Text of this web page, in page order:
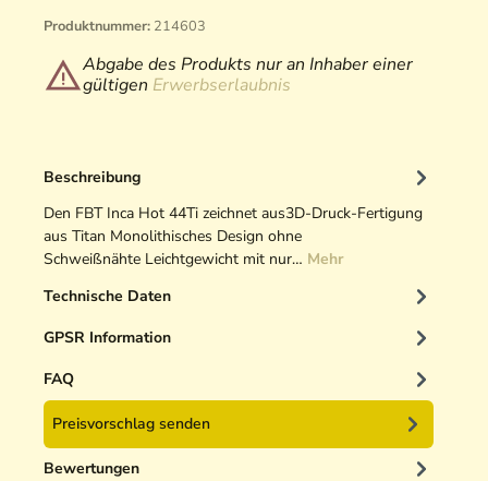
Produktnummer: 214603
Abgabe des Produkts nur an Inhaber einer
gültigen Erwerbserlaubnis
Beschreibung
Den FBT Inca Hot 44Ti zeichnet aus3D-Druck-Fertigung
aus Titan Monolithisches Design ohne
Schweißnähte Leichtgewicht mit nur… Mehr
Technische Daten
GPSR Information
FAQ
Preisvorschlag senden
Bewertungen